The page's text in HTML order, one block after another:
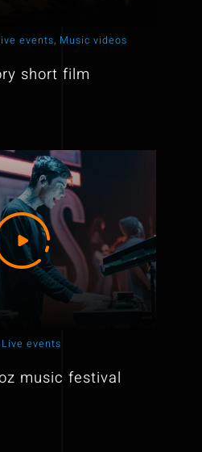
events, Music videos
short film
Live events
music festival